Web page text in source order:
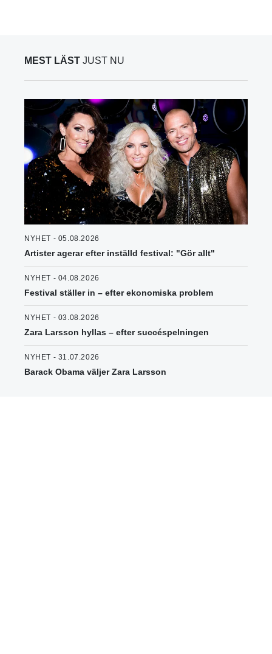
MEST LÄST JUST NU
NYHET - 05.08.2026
Artister agerar efter inställd festival: "Gör allt"
NYHET - 04.08.2026
Festival ställer in – efter ekonomiska problem
NYHET - 03.08.2026
Zara Larsson hyllas – efter succéspelningen
NYHET - 31.07.2026
Barack Obama väljer Zara Larsson